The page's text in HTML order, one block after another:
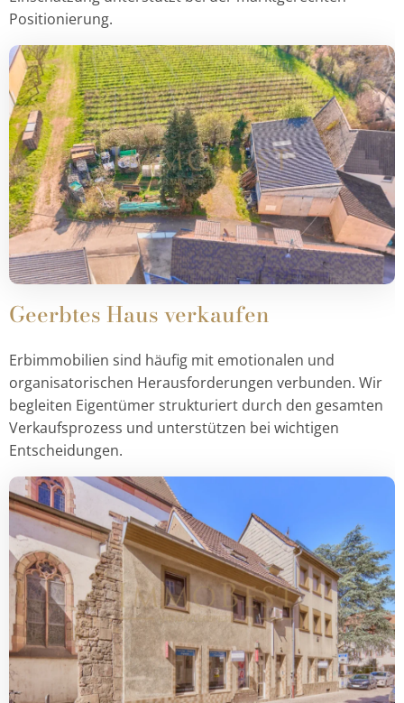
Positionierung.
Geerbtes Haus verkaufen
Erbimmobilien sind häufig mit emotionalen und
organisatorischen Herausforderungen verbunden. Wir
begleiten Eigentümer strukturiert durch den gesamten
Verkaufsprozess und unterstützen bei wichtigen
Entscheidungen.